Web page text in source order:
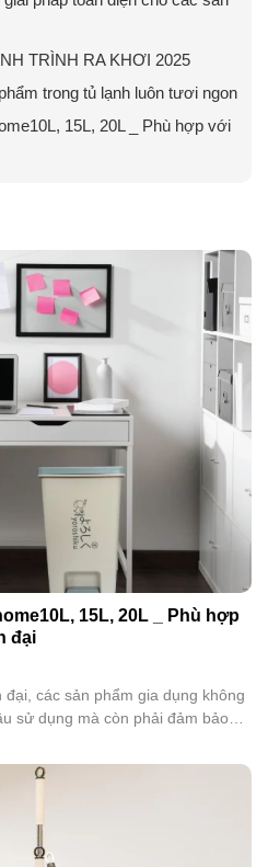
TRÌNH RA KHƠI 2025
trong tủ lạnh luôn tươi ngon
15L, 20L _ Phù hợp với
15L, 20L _ Phù hợp
đại
đại, các sản phẩm gia dụng không
sử dụng mà còn phải đảm bảo
gian sống. Hãy cùng tìm...